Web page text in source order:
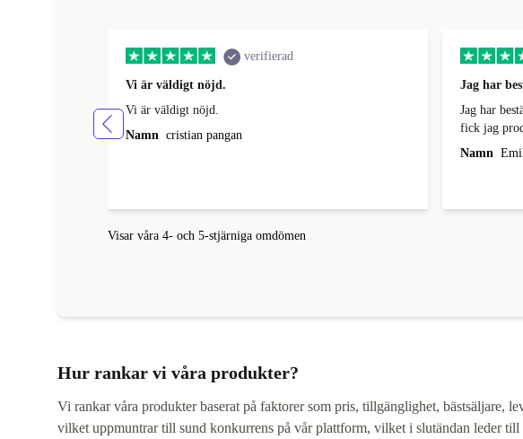
verifierad
Vi är väldigt nöjd.
Vi är väldigt nöjd.
Namn cristian pangan
Jag har
Jag har
fick jag
spårbarhet. Produkterna listades på hemsidan som
Namn
Visar våra 4- och 5-stjärniga omdömen
Hur rankar vi våra produkter?
Vi rankar våra produkter baserat på faktorer som pris, tillgänglighet, bästsäljare,
vilket uppmuntrar till sund konkurrens på vår plattform, vilket i slutändan leder